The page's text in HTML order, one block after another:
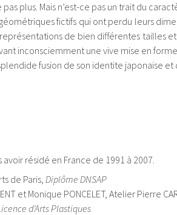
plus. Mais n’est-ce pas un trait du
fictifs qui ont perdu leurs
de bien différentes tailles
inconsciemment une vive mise en
fusion de son identite japonaise et
résidé en France de 1991 à 2007.
de Paris, Diplôme DNSAP
et Monique PONCELET, Atelier Pierre
d’Arts Plastiques